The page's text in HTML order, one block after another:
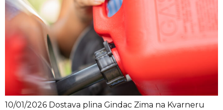
10/01/2026 Dostava plina Gindac Zima na Kvarneru